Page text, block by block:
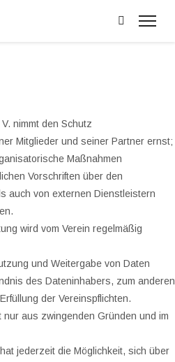
nimmt den Schutz
Mitglieder und seiner Partner ernst;
Maßnahmen
Vorschriften über den
auch von externen Dienstleistern
wird vom Verein regelmäßig
und Weitergabe von Daten
des Dateninhabers, zum anderen
der Vereinspflichten.
aus zwingenden Gründen und im
jederzeit die Möglichkeit, sich über